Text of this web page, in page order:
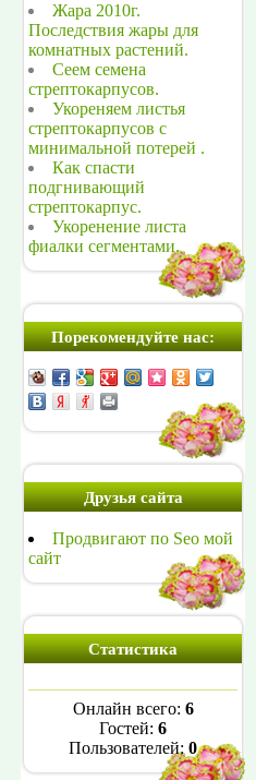
Жара 2010г.
Последствия жары для
комнатных растений.
Сеем семена
стрептокарпусов.
Укореняем листья
стрептокарпусов с
минимальной потерей .
Как спасти
подгнивающий
стрептокарпус.
Укоренение листа
фиалки сегментами.
Порекомендуйте нас:
Друзья сайта
Продвигают по Seo мой
сайт
Статистика
Онлайн всего: 6
Гостей: 6
Пользователей: 0